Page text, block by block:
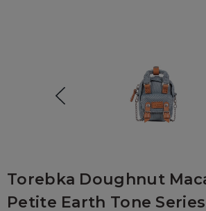
Torebka Doughnut
Petite Earth Tone